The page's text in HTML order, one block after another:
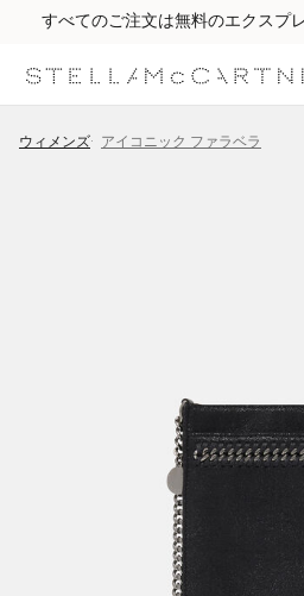
すべてのご注文は無料のエクスプ
ウィメンズ アイコニック ファラベラ